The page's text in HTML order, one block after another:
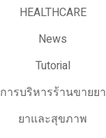
HEALTHCARE
News
Tutorial
การบริหารร้านขายยา
ยาและสุขภาพ